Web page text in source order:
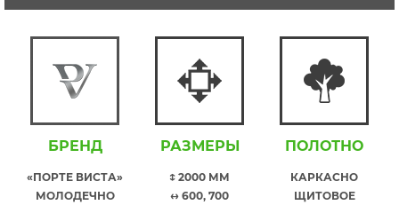
БРЕНД
«ПОРТЕ ВИСТА»
МОЛОДЕЧНО
РАЗМЕРЫ
↕ 2000 ММ
↔ 600, 700
ПОЛОТНО
КАРКАСНО
ЩИТОВОЕ